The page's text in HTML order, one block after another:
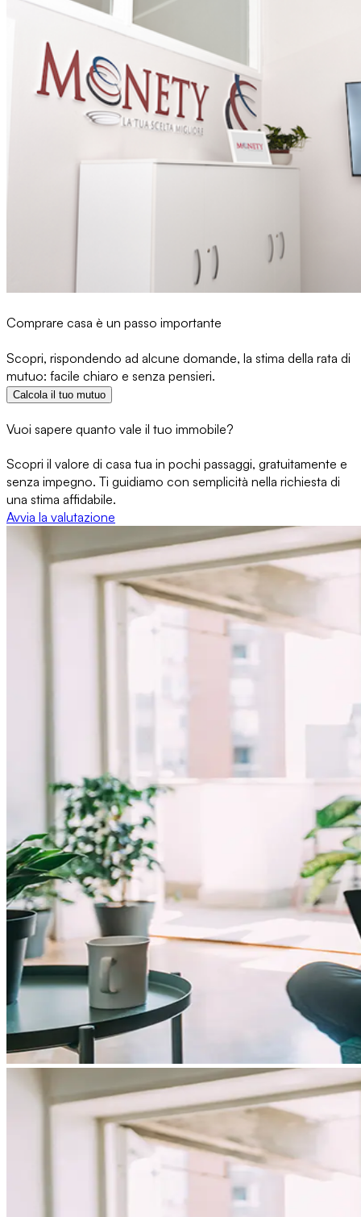
Comprare casa è un passo importante
Scopri, rispondendo ad alcune domande, la stima della rata di
mutuo: facile chiaro e senza pensieri.
Calcola il tuo mutuo
Vuoi sapere quanto vale il tuo immobile?
Scopri il valore di casa tua in pochi passaggi, gratuitamente e
senza impegno. Ti guidiamo con semplicità nella richiesta di
una stima affidabile.
Avvia la valutazione